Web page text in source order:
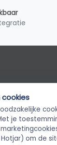
stel een vraag
cookies
je
om de